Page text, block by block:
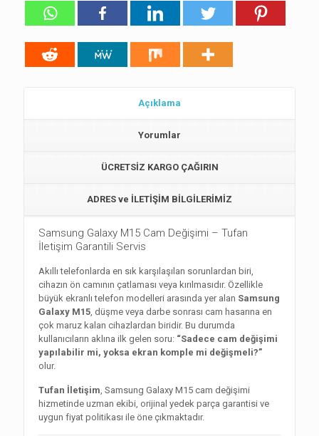
Açıklama
Yorumlar
ÜCRETSİZ KARGO ÇAĞIRIN
ADRES ve İLETİŞİM BİLGİLERİMİZ
Samsung Galaxy M15 Cam Değişimi – Tufan
İletişim Garantili Servis
Akıllı telefonlarda en sık karşılaşılan sorunlardan biri,
cihazın ön camının çatlaması veya kırılmasıdır. Özellikle
büyük ekranlı telefon modelleri arasında yer alan Samsung
Galaxy M15, düşme veya darbe sonrası cam hasarına en
çok maruz kalan cihazlardan biridir. Bu durumda
kullanıcıların aklına ilk gelen soru: “Sadece cam değişimi
yapılabilir mi, yoksa ekran komple mi değişmeli?”
olur.
Tufan İletişim, Samsung Galaxy M15 cam değişimi
hizmetinde uzman ekibi, orijinal yedek parça garantisi ve
uygun fiyat politikası ile öne çıkmaktadır.